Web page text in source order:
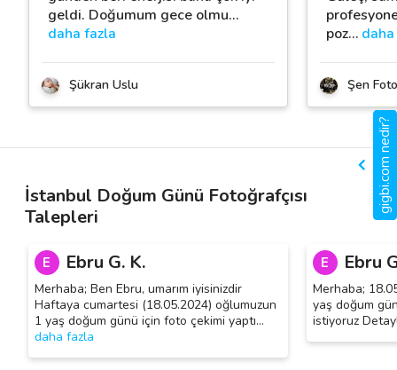
geldi. Doğumum gece olmu…
daha fazla
Şükran Uslu
poz…
Şen
İstanbul Doğum Günü Fotoğrafçısı
Talepleri
E Ebru G. K.
Merhaba; Ben Ebru, umarım iyisinizdir
Haftaya cumartesi (18.05.2024) oğlumuzun
1 yaş doğum günü için foto çekimi yaptı…
daha fazla
E Ebru
Merhaba;
yaş doğum
istiyoruz
gigbi.com nedir?